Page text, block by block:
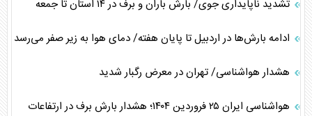
تشدید ناپایداری جوی/ بارش باران و برف در ۱۴ استان تا جمعه
ادامه بارش‌ها در اردبیل تا پایان هفته/ دمای هوا به زیر صفر می‌رسد
هشدار هواشناسی/ تهران در معرض رگبار شدید
هواشناسی ایران ۲۵ فروردین ۱۴۰۴؛ هشدار بارش برف در ارتفاعات